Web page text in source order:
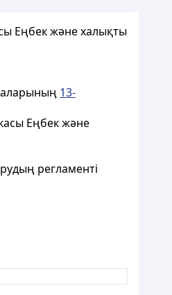
Еңбек және халықты
13-
Еңбек және
регламенті